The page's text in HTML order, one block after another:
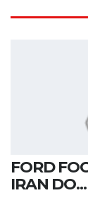
FORD
IRAN DO...